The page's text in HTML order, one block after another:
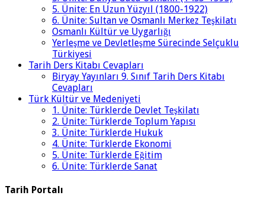
5. Ünite: En Uzun Yüzyıl (1800-1922)
6. Ünite: Sultan ve Osmanlı Merkez Teşkilatı
Osmanlı Kültür ve Uygarlığı
Yerleşme ve Devletleşme Sürecinde Selçuklu
Türkiyesi
Tarih Ders Kitabı Cevapları
Biryay Yayınları 9. Sınıf Tarih Ders Kitabı
Cevapları
Türk Kültür ve Medeniyeti
1. Ünite: Türklerde Devlet Teşkilatı
2. Ünite: Türklerde Toplum Yapısı
3. Ünite: Türklerde Hukuk
4. Ünite: Türklerde Ekonomi
5. Ünite: Türklerde Eğitim
6. Ünite: Türklerde Sanat
Tarih Portalı